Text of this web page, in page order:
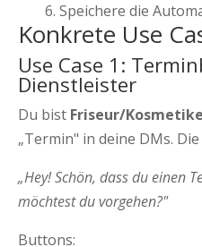
Speichere die
Konkrete Use
Use Case 1:
Dienstleister
Du bist Friseur/
„Termin" in deine DMs.
„Hey! Schön, dass du einen
möchtest du vorgehen?"
Buttons: